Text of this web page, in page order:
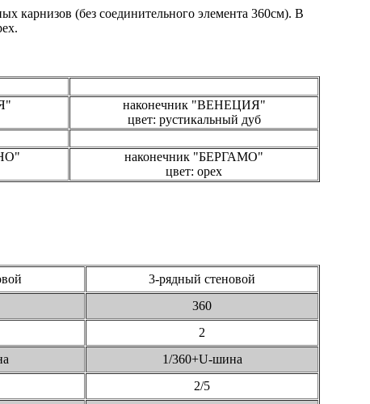
карнизов (без соединительного элемента 360см). В
наконечник "ВЕНЕЦИЯ"
цвет: рустикальный дуб
наконечник "БЕРГАМО"
цвет: орех
3-рядный стеновой
360
2
1/360+U-шина
2/5